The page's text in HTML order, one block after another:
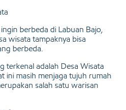
berbeda di Labuan Bajo,
wisata tampaknya bisa
berbeda.
terkenal adalah Desa Wisata
ini masih menjaga tujuh rumah
salah satu warisan